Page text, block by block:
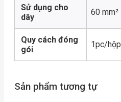
Sử dụng cho
dây
60 mm²
Quy cách đóng
gói
1pc/hộp
Sản phẩm tương tự